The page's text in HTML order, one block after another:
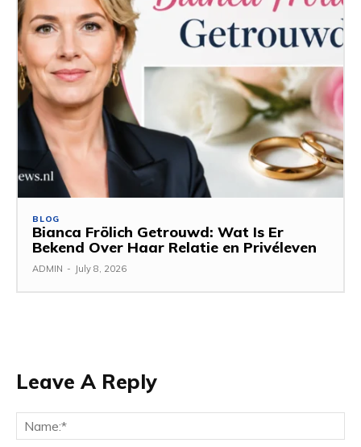
BLOG
Bianca Frölich Getrouwd: Wat Is Er
Bekend Over Haar Relatie en Privéleven
ADMIN - July 8, 2026
Leave A Reply